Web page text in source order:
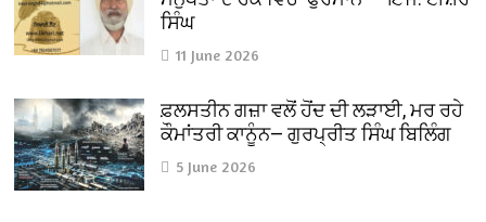
ਸਿੰਘ
11 June 2026
ਫ਼ਲਸਤੀਨ ਗਜ਼ਾ ਵਲੋਂ ਹੋਂਦ ਦੀ ਲੜਾਈ, ਮਰ ਰਹੇ
ਕੌਮਾਂਤਰੀ ਕਾਨੂੰਨ— ਗੁਰਪ੍ਰੀਤ ਸਿੰਘ ਬਿਲਿੰਗ
5 June 2026